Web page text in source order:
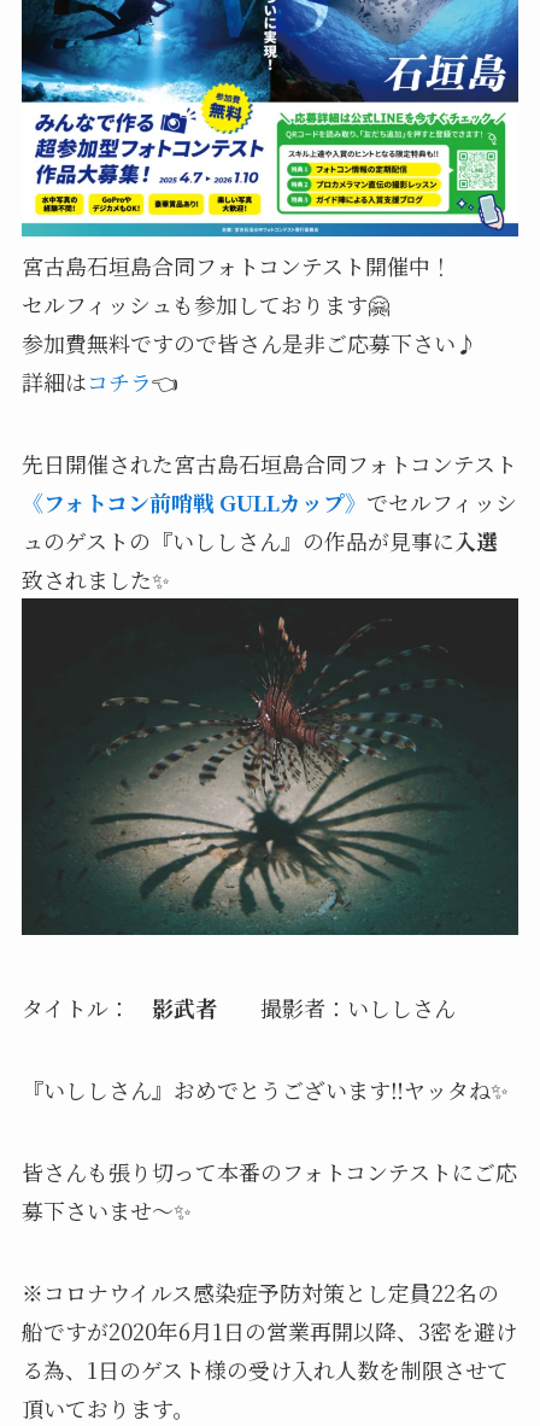
宮古島石垣島合同フォトコンテスト開催中！
セルフィッシュも参加しております🤗
参加費無料ですので皆さん是非ご応募下さい♪
詳細はコチラ👈
先日開催された宮古島石垣島合同フォトコンテスト
《フォトコン前哨戦 GULLカップ》 でセルフィッシ
ュのゲストの『いししさん』の作品が見事に入選
致されました✨
タイトル： 影武者 撮影者：いししさん
『いししさん』 おめでとうございます‼️ヤッタね✨
皆さんも張り切って本番のフォトコンテストにご応
募下さいませ〜✨
※コロナウイルス感染症予防対策とし定員22名の
船ですが2020年6月1日の営業再開以降、3密を避け
る為、1日のゲスト様の受け入れ人数を制限させて
頂いております。